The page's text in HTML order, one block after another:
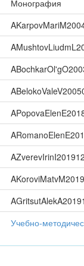
Монография
Учебно-